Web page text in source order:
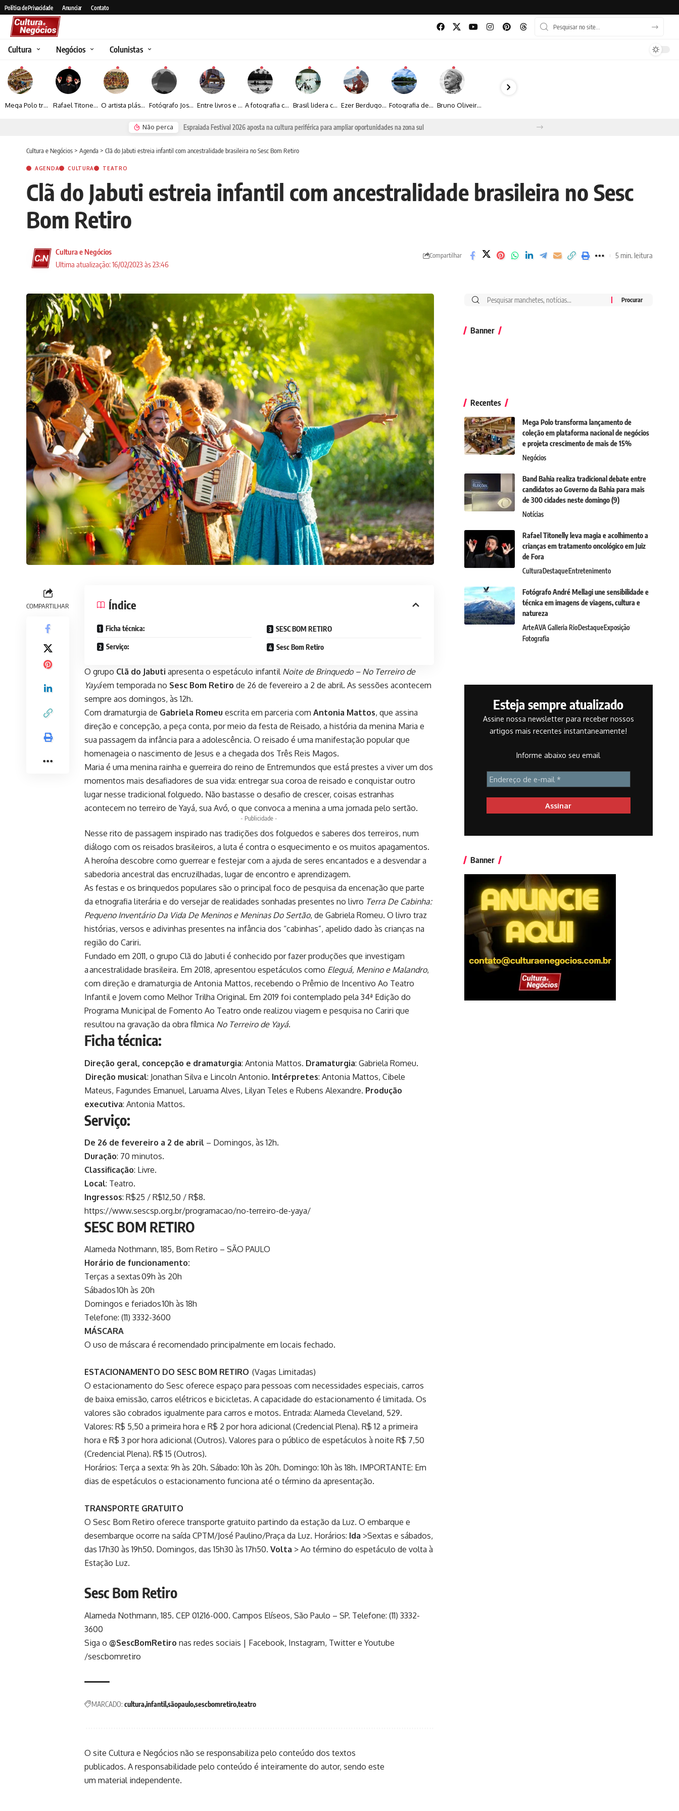
Política de Privacidade Anunciar Contato
Cultura Negócios Colunistas
Mega Polo transforma lançamento de coleção em plataforma nacional de negócios e projeta crescimento de mais de 15% Rafael Titonelly leva magia e acolhimento a crianças em tratamento oncológico em Juiz de Fora O artista plástico Jorge Luiz transforma sustentabilidade e criatividade em arte contemporânea Fotógrafo José Roberto apresenta um olhar sensível sobre arquitetura, formas e luz na fotografia Entre livros e fotografia autoral, Sebastião Reis consolida uma trajetória marcada pelo olhar artístico A fotografia contemporânea de Cynthia Feyh Jappur entre luz, movimento e arte Brasil lidera crescimento entre os 15 maiores mercados globais de viagens corporativas Ezer Berdugo transforma experiências multiculturais e memórias em narrativas visuais por meio da fotografia Fotografia de Fátima Carlini transforma paisagens naturais em experiências de contemplação Bruno Oliveira retrata o cotidiano urbano por meio da fotografia em preto e branco
Não perca Espraiada Festival 2026 aposta na cultura periférica para ampliar oportunidades na zona sul
Cultura e Negócios > Agenda > Clã do Jabuti estreia infantil com ancestralidade brasileira no Sesc Bom Retiro
AGENDA CULTURA TEATRO
Clã do Jabuti estreia infantil com ancestralidade brasileira no Sesc
Bom Retiro
Ultima atualização: 16/02/2023 às 23:46
Cultura e Negócios Compartilhar 5 min. leitura
COMPARTILHAR Índice
Ficha técnica:
Serviço:
SESC BOM RETIRO
Sesc Bom Retiro
O grupo Clã do Jabuti apresenta o espetáculo infantil Noite de Brinquedo – No Terreiro de
Yayáem temporada no Sesc Bom Retiro de 26 de fevereiro a 2 de abril. As sessões acontecem
sempre aos domingos, às 12h.
Com dramaturgia de Gabriela Romeu escrita em parceria com Antonia Mattos, que assina
direção e concepção, a peça conta, por meio da festa de Reisado, a história da menina Maria e
sua passagem da infância para a adolescência. O reisado é uma manifestação popular que
homenageia o nascimento de Jesus e a chegada dos Três Reis Magos.
Maria é uma menina rainha e guerreira do reino de Entremundos que está prestes a viver um dos
momentos mais desafiadores de sua vida: entregar sua coroa de reisado e conquistar outro
lugar nesse tradicional folguedo. Não bastasse o desafio de crescer, coisas estranhas
acontecem no terreiro de Yayá, sua Avó, o que convoca a menina a uma jornada pelo sertão.
- Publicidade -
Nesse rito de passagem inspirado nas tradições dos folguedos e saberes dos terreiros, num
diálogo com os reisados brasileiros, a luta é contra o esquecimento e os muitos apagamentos.
A heroína descobre como guerrear e festejar com a ajuda de seres encantados e a desvendar a
sabedoria ancestral das encruzilhadas, lugar de encontro e aprendizagem.
As festas e os brinquedos populares são o principal foco de pesquisa da encenação que parte
da etnografia literária e do versejar de realidades sonhadas presentes no livro Terra De Cabinha:
Pequeno Inventário Da Vida De Meninos e Meninas Do Sertão, de Gabriela Romeu. O livro traz
histórias, versos e adivinhas presentes na infância dos “cabinhas”, apelido dado às crianças na
região do Cariri.
Fundado em 2011, o grupo Clã do Jabuti é conhecido por fazer produções que investigam
a ancestralidade brasileira. Em 2018, apresentou espetáculos como Eleguá, Menino e Malandro,
com direção e dramaturgia de Antonia Mattos, recebendo o Prêmio de Incentivo Ao Teatro
Infantil e Jovem como Melhor Trilha Original. Em 2019 foi contemplado pela 34ª Edição do
Programa Municipal de Fomento Ao Teatro onde realizou viagem e pesquisa no Cariri que
resultou na gravação da obra fílmica No Terreiro de Yayá.
Ficha técnica:
Direção geral, concepção e dramaturgia: Antonia Mattos. Dramaturgia: Gabriela Romeu.
Direção musical: Jonathan Silva e Lincoln Antonio. Intérpretes: Antonia Mattos, Cibele
Mateus, Fagundes Emanuel, Laruama Alves, Lilyan Teles e Rubens Alexandre. Produção
executiva: Antonia Mattos.
Serviço:
De 26 de fevereiro a 2 de abril – Domingos, às 12h.
Duração: 70 minutos.
Classificação: Livre.
Local: Teatro.
Ingressos: R$25 / R$12,50 / R$8.
https://www.sescsp.org.br/programacao/no-terreiro-de-yaya/
SESC BOM RETIRO
Alameda Nothmann, 185, Bom Retiro – SÃO PAULO
Horário de funcionamento:
Terças a sextas 09h às 20h
Sábados 10h às 20h
Domingos e feriados 10h às 18h
Telefone: (11) 3332-3600
MÁSCARA
O uso de máscara é recomendado principalmente em locais fechado.
ESTACIONAMENTO DO SESC BOM RETIRO (Vagas Limitadas)
O estacionamento do Sesc oferece espaço para pessoas com necessidades especiais, carros
de baixa emissão, carros elétricos e bicicletas. A capacidade do estacionamento é limitada. Os
valores são cobrados igualmente para carros e motos. Entrada: Alameda Cleveland, 529.
Valores: R$ 5,50 a primeira hora e R$ 2 por hora adicional (Credencial Plena). R$ 12 a primeira
hora e R$ 3 por hora adicional (Outros). Valores para o público de espetáculos à noite R$ 7,50
(Credencial Plena). R$ 15 (Outros).
Horários: Terça a sexta: 9h às 20h. Sábado: 10h às 20h. Domingo: 10h às 18h. IMPORTANTE: Em
dias de espetáculos o estacionamento funciona até o término da apresentação.
TRANSPORTE GRATUITO
O Sesc Bom Retiro oferece transporte gratuito partindo da estação da Luz. O embarque e
desembarque ocorre na saída CPTM/José Paulino/Praça da Luz. Horários: Ida >Sextas e sábados,
das 17h30 às 19h50. Domingos, das 15h30 às 17h50. Volta > Ao término do espetáculo de volta à
Estação Luz.
Sesc Bom Retiro
Alameda Nothmann, 185. CEP 01216-000. Campos Elíseos, São Paulo – SP. Telefone: (11) 3332-
3600
Siga o @SescBomRetiro nas redes sociais | Facebook, Instagram, Twitter e Youtube
/sescbomretiro
MARCADO: cultura infantil sãopaulosescbomretiroteatro
O site Cultura e Negócios não se responsabiliza pelo conteúdo dos textos
publicados. A responsabilidade pelo conteúdo é inteiramente do autor, sendo este
um material independente.
Banner
Recentes
Mega Polo transforma lançamento de
coleção em plataforma nacional de negócios
e projeta crescimento de mais de 15%
Negócios
Band Bahia realiza tradicional debate entre
candidatos ao Governo da Bahia para mais
de 300 cidades neste domingo (9)
Notícias
Rafael Titonelly leva magia e acolhimento a
crianças em tratamento oncológico em Juiz
de Fora
CulturaDestaqueEntretenimento
Fotógrafo André Mellagi une sensibilidade e
técnica em imagens de viagens, cultura e
natureza
ArteAVA Galleria RioDestaqueExposição
Fotografia
Esteja sempre atualizado
Assine nossa newsletter para receber nossos
artigos mais recentes instantaneamente!
Informe abaixo seu email
Banner